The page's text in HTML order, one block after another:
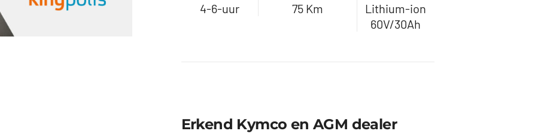
4-6-uur 75 Km
Lithium-ion
60V/30Ah
Erkend Kymco en AGM dealer